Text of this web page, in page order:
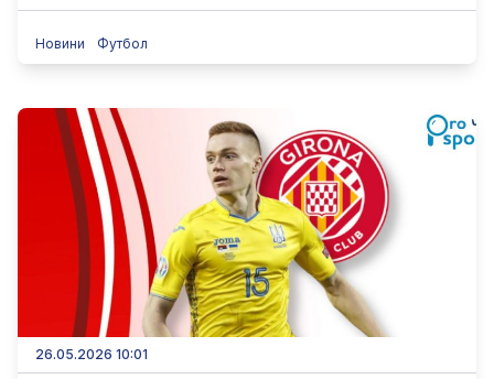
Новини Футбол
26.05.2026 10:01